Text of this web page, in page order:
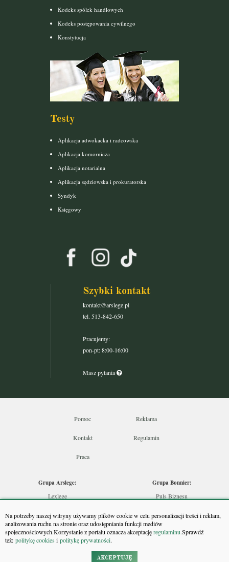
Na potrzeby naszej witryny używamy plików cookie w celu personalizacji treści i reklam,
analizowania ruchu na stronie oraz udostępniania funkcji mediów
społecznościowych.Korzystanie z portalu oznacza akceptacjęregulaminu.Sprawdź
też: politykę cookiesi politykę prywatności.
AKCEPTUJĘ
Kodeks spółek handlowych
Kodeks postępowania cywilnego
Konstytucja
Testy
Aplikacja adwokacka i radcowska
Aplikacja komornicza
Aplikacja notarialna
Aplikacja sędziowska i prokuratorska
Syndyk
Księgowy
Szybki kontakt
kontakt@arslege.pl
tel. 513-842-650
Pracujemy:
pon-pt: 8:00-16:00
Masz pytania
Pomoc Reklama
Kontakt Regulamin
Praca
Grupa Arslege:
Lexlege
Skarbowcy
Urzędnik
Rzeczoznawca
Grupa Bonnier:
Puls Biznesu
Puls Medycyny
Monitor Firm